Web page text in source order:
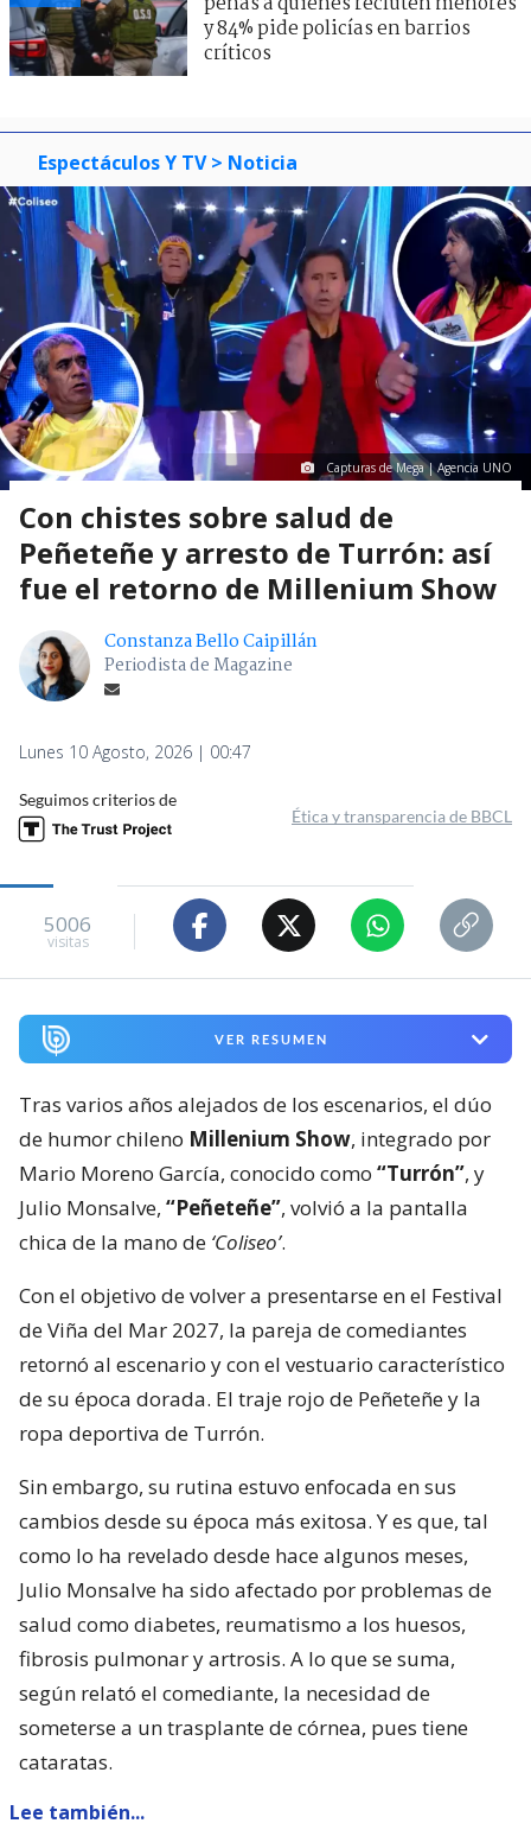
y 84% pide policías en barrios
críticos
Espectáculos Y TV > Noticia
Capturas de Mega | Agencia UNO
Con chistes sobre salud de
Peñeteñe y arresto de Turrón: así
fue el retorno de Millenium Show
Constanza Bello Caipillán
Periodista de Magazine
Lunes 10 Agosto, 2026 | 00:47
Seguimos criterios de
Ética y transparencia de BBCL
5006
visitas
VER RESUMEN
Tras varios años alejados de los escenarios, el dúo
de humor chileno Millenium Show, integrado por
Mario Moreno García, conocido como “Turrón”, y
Julio Monsalve, “Peñeteñe”, volvió a la pantalla
chica de la mano de ‘Coliseo’.
Con el objetivo de volver a presentarse en el Festival
de Viña del Mar 2027, la pareja de comediantes
retornó al escenario y con el vestuario característico
de su época dorada. El traje rojo de Peñeteñe y la
ropa deportiva de Turrón.
Sin embargo, su rutina estuvo enfocada en sus
cambios desde su época más exitosa. Y es que, tal
como lo ha revelado desde hace algunos meses,
Julio Monsalve ha sido afectado por problemas de
salud como diabetes, reumatismo a los huesos,
fibrosis pulmonar y artrosis. A lo que se suma,
según relató el comediante, la necesidad de
someterse a un trasplante de córnea, pues tiene
cataratas.
Lee también...